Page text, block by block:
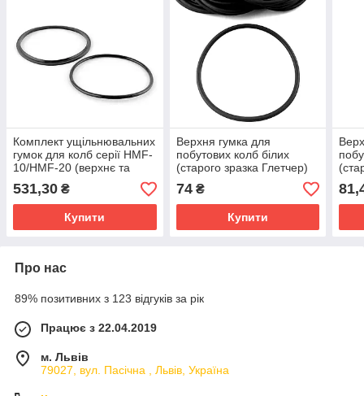
Комплект ущільнювальних
гумок для колб серії HMF-
10/HMF-20 (верхнє та
нижнє) O-ring for HMF
complect
531,30 ₴
Купити
Верхня гумка для
побутових колб білих
(старого зразка Глетчер)
10" housing (Top O-ring)
74₴
Купити
10"
Про нас
89% позитивних з 123 відгуків за рік
Працює з 22.04.2019
м. Львів
79027, вул. Пасічна , Львів, Україна